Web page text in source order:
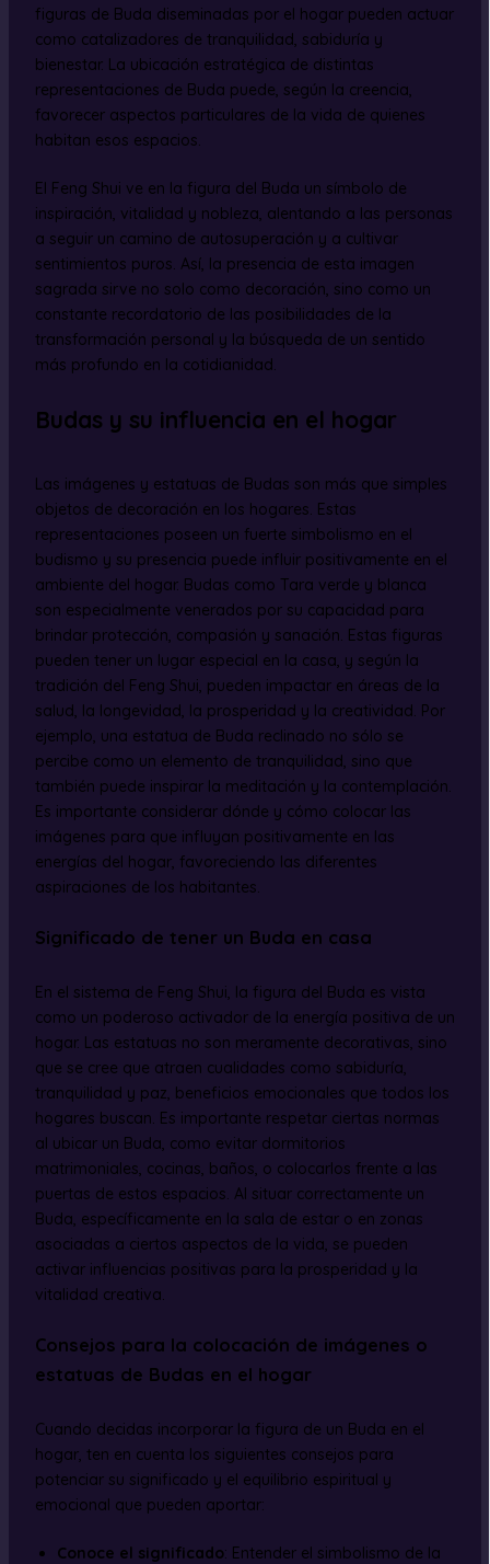
figuras de Buda diseminadas por el hogar pueden actuar
como catalizadores de tranquilidad, sabiduría y
bienestar. La ubicación estratégica de distintas
representaciones de Buda puede, según la creencia,
favorecer aspectos particulares de la vida de quienes
habitan esos espacios.
El Feng Shui ve en la figura del Buda un símbolo de
inspiración, vitalidad y nobleza, alentando a las personas
a seguir un camino de autosuperación y a cultivar
sentimientos puros. Así, la presencia de esta imagen
sagrada sirve no solo como decoración, sino como un
constante recordatorio de las posibilidades de la
transformación personal y la búsqueda de un sentido
más profundo en la cotidianidad.
Budas y su influencia en el hogar
Las imágenes y estatuas de Budas son más que simples
objetos de decoración en los hogares. Estas
representaciones poseen un fuerte simbolismo en el
budismo y su presencia puede influir positivamente en el
ambiente del hogar. Budas como Tara verde y blanca
son especialmente venerados por su capacidad para
brindar protección, compasión y sanación. Estas figuras
pueden tener un lugar especial en la casa, y según la
tradición del Feng Shui, pueden impactar en áreas de la
salud, la longevidad, la prosperidad y la creatividad. Por
ejemplo, una estatua de Buda reclinado no sólo se
percibe como un elemento de tranquilidad, sino que
también puede inspirar la meditación y la contemplación.
Es importante considerar dónde y cómo colocar las
imágenes para que influyan positivamente en las
energías del hogar, favoreciendo las diferentes
aspiraciones de los habitantes.
Significado de tener un Buda en casa
En el sistema de Feng Shui, la figura del Buda es vista
como un poderoso activador de la energía positiva de un
hogar. Las estatuas no son meramente decorativas, sino
que se cree que atraen cualidades como sabiduría,
tranquilidad y paz, beneficios emocionales que todos los
hogares buscan. Es importante respetar ciertas normas
al ubicar un Buda, como evitar dormitorios
matrimoniales, cocinas, baños, o colocarlos frente a las
puertas de estos espacios. Al situar correctamente un
Buda, específicamente en la sala de estar o en zonas
asociadas a ciertos aspectos de la vida, se pueden
activar influencias positivas para la prosperidad y la
vitalidad creativa.
Consejos para la colocación de imágenes o
estatuas de Budas en el hogar
Cuando decidas incorporar la figura de un Buda en el
hogar, ten en cuenta los siguientes consejos para
potenciar su significado y el equilibrio espiritual y
emocional que pueden aportar:
Conoce el significado: Entender el simbolismo de la